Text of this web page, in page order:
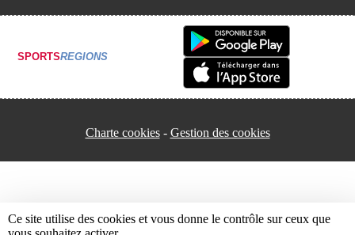
SPORTSREGIONS
Charte cookies Gestion des cookies
Ce site utilise des cookies et vous donne le contrôle sur ceux que